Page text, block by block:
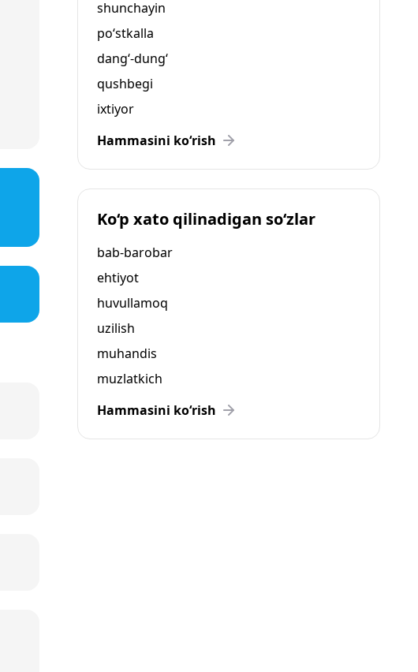
shunchayin
po‘stkalla
dang‘-dung‘
qushbegi
ixtiyor
Hammasini ko‘rish
Ko‘p xato qilinadigan so‘zlar
bab-barobar
ehtiyot
huvullamoq
uzilish
muhandis
muzlatkich
Hammasini ko‘rish